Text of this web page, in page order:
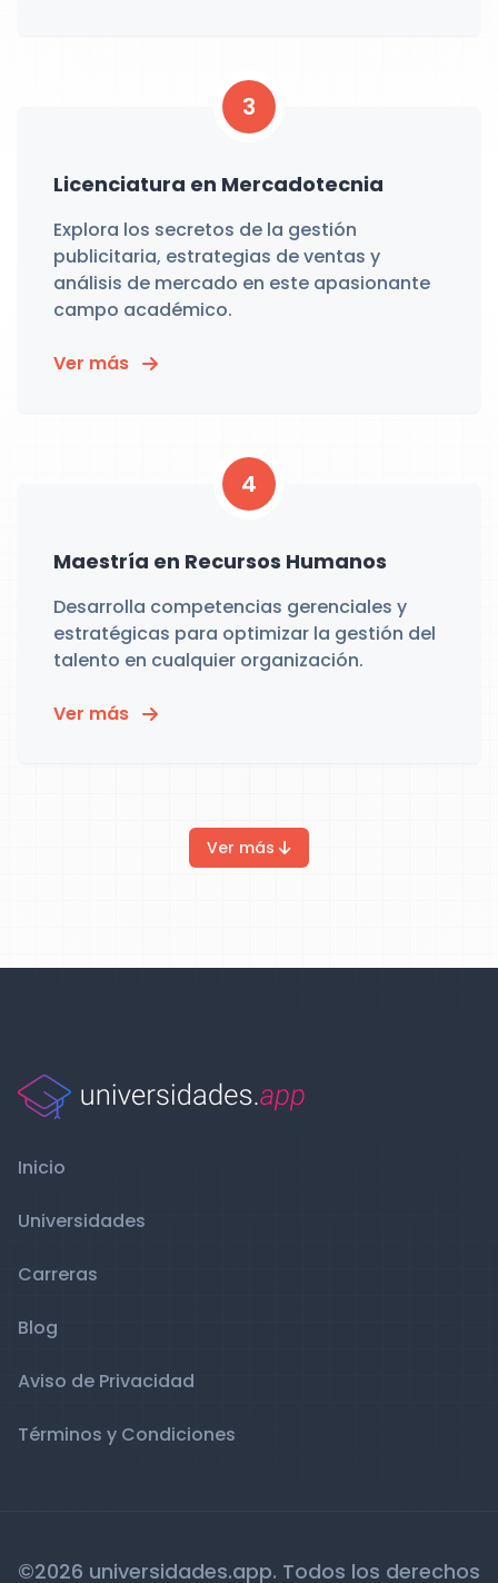
3
Licenciatura en Mercadotecnia
Explora los secretos de la gestión
publicitaria, estrategias de ventas y
análisis de mercado en este apasionante
campo académico.
Ver más
4
Maestría en Recursos Humanos
Desarrolla competencias gerenciales y
estratégicas para optimizar la gestión del
talento en cualquier organización.
Ver más
Ver más
Inicio
Universidades
Carreras
Blog
Aviso de Privacidad
Términos y Condiciones
©2026 universidades.app. Todos los derechos